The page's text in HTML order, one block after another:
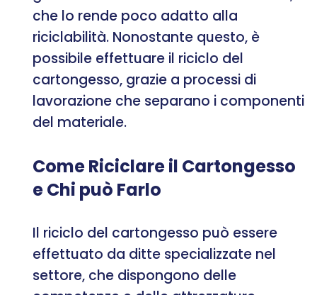
che lo rende poco adatto alla
riciclabilità. Nonostante questo, è
possibile effettuare il riciclo del
cartongesso, grazie a processi di
lavorazione che separano i componenti
del materiale.
Come Riciclare il Cartongesso
e Chi può Farlo
Il riciclo del cartongesso può essere
effettuato da ditte specializzate nel
settore, che dispongono delle